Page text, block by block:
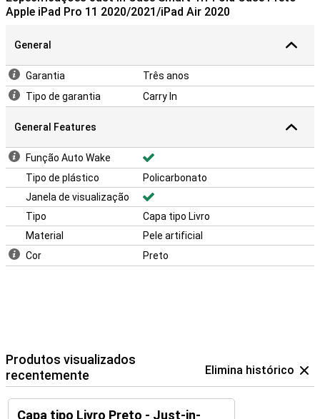
Apple iPad Pro 11 2020/2021/iPad Air 2020
General
Garantia
Três anos
Tipo de garantia
Carry In
General Features
Função Auto Wake
Tipo de plástico
Policarbonato
Janela de visualização
Tipo
Capa tipo Livro
Material
Pele artificial
Cor
Preto
Produtos visualizados
recentemente
Elimina histórico
Capa tipo Livro Preto - Just-in-